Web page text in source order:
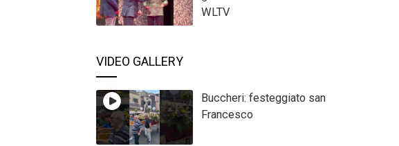
WLTV
VIDEO GALLERY
Buccheri: festeggiato san
Francesco